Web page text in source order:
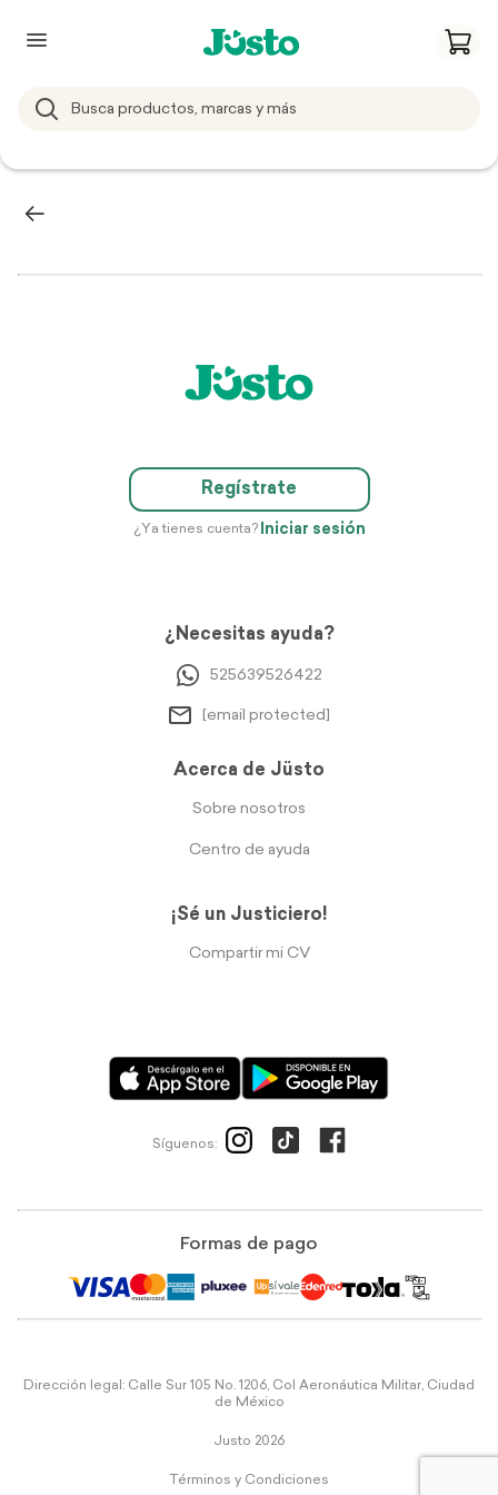
Regístrate
¿Ya tienes cuenta? Iniciar sesión
¿Necesitas ayuda?
525639526422
[email protected]
Acerca de Jüsto
Sobre nosotros
Centro de ayuda
¡Sé un Justiciero!
Compartir mi CV
Síguenos:
Formas de pago
Dirección legal: Calle Sur 105 No. 1206, Col Aeronáutica Militar, Ciudad
de México
Justo 2026
Términos y Condiciones